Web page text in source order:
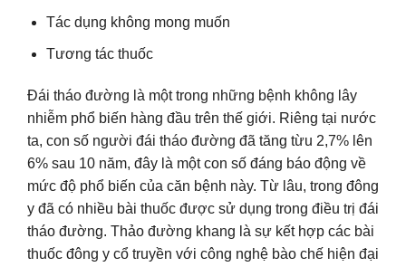
Tác dụng không mong muốn
Tương tác thuốc
Đái tháo đường là một trong những bệnh không lây
nhiễm phổ biến hàng đầu trên thế giới. Riêng tại nước
ta, con số người đái tháo đường đã tăng từu 2,7% lên
6% sau 10 năm, đây là một con số đáng báo động về
mức độ phổ biến của căn bệnh này. Từ lâu, trong đông
y đã có nhiều bài thuốc được sử dụng trong điều trị đái
tháo đường. Thảo đường khang là sự kết hợp các bài
thuốc đông y cổ truyền với công nghệ bào chế hiện đại